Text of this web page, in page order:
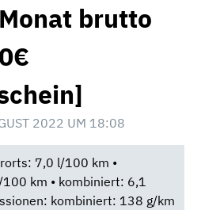
brutto
2022 UM 18:08
7,0 l/100 km •
km • kombiniert: 6,1
kombiniert: 138 g/km